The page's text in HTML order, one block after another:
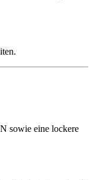
sowie eine lockere